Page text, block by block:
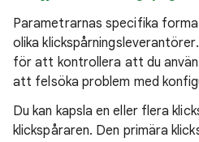
Parametrarnas specifika
olika
för att kontrollera att du
att felsöka problem med
Du kan kapsla en eller flera
klickspåraren. Den primära